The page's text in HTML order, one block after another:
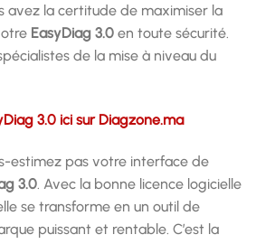
avez la certitude de maximiser la
EasyDiag 3.0 en toute sécurité.
de la mise à niveau du
3.0 ici sur Diagzone.ma
estimez pas votre interface de
3.0. Avec la bonne licence logicielle
se transforme en un outil de
puissant et rentable. C’est la